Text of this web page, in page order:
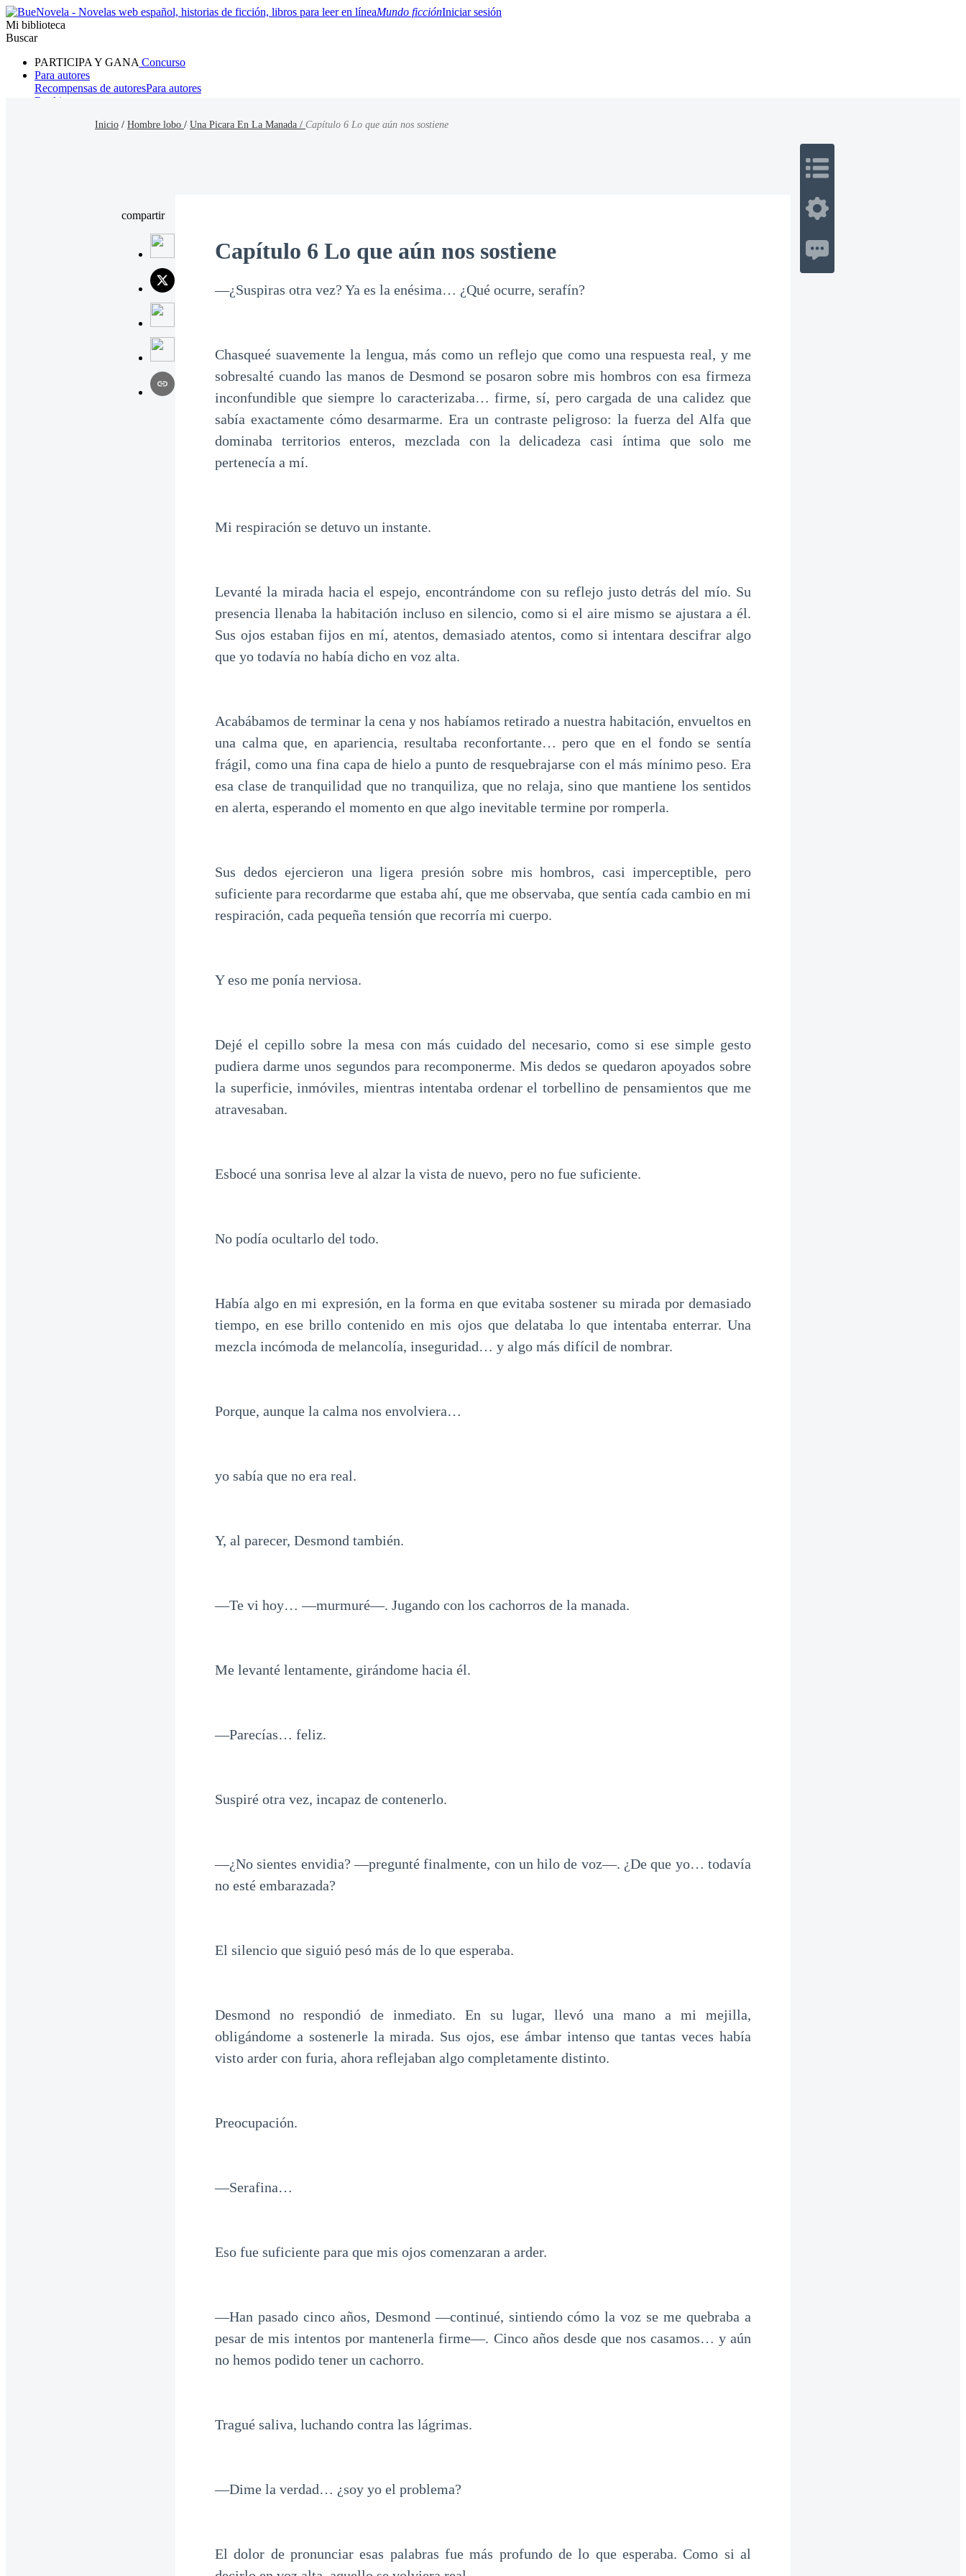
Mundo ficciónIniciar sesión
Mi biblioteca
Buscar
PARTICIPA Y GANA Concurso
Para autores
Recompensas de autoresPara autores
Ranking
Inicio / Hombre lobo / Una Picara En La Manada / Capítulo 6 Lo que aún nos sostiene
compartir
Capítulo 6 Lo que aún nos sostiene
—¿Suspiras otra vez? Ya es la enésima… ¿Qué ocurre, serafín?
Chasqueé suavemente la lengua, más como un reflejo que como una respuesta real, y me
sobresalté cuando las manos de Desmond se posaron sobre mis hombros con esa firmeza
inconfundible que siempre lo caracterizaba… firme, sí, pero cargada de una calidez que
sabía exactamente cómo desarmarme. Era un contraste peligroso: la fuerza del Alfa que
dominaba territorios enteros, mezclada con la delicadeza casi íntima que solo me
pertenecía a mí.
Mi respiración se detuvo un instante.
Levanté la mirada hacia el espejo, encontrándome con su reflejo justo detrás del mío. Su
presencia llenaba la habitación incluso en silencio, como si el aire mismo se ajustara a él.
Sus ojos estaban fijos en mí, atentos, demasiado atentos, como si intentara descifrar algo
que yo todavía no había dicho en voz alta.
Acabábamos de terminar la cena y nos habíamos retirado a nuestra habitación, envueltos en
una calma que, en apariencia, resultaba reconfortante… pero que en el fondo se sentía
frágil, como una fina capa de hielo a punto de resquebrajarse con el más mínimo peso. Era
esa clase de tranquilidad que no tranquiliza, que no relaja, sino que mantiene los sentidos
en alerta, esperando el momento en que algo inevitable termine por romperla.
Sus dedos ejercieron una ligera presión sobre mis hombros, casi imperceptible, pero
suficiente para recordarme que estaba ahí, que me observaba, que sentía cada cambio en mi
respiración, cada pequeña tensión que recorría mi cuerpo.
Y eso me ponía nerviosa.
Dejé el cepillo sobre la mesa con más cuidado del necesario, como si ese simple gesto
pudiera darme unos segundos para recomponerme. Mis dedos se quedaron apoyados sobre
la superficie, inmóviles, mientras intentaba ordenar el torbellino de pensamientos que me
atravesaban.
Esbocé una sonrisa leve al alzar la vista de nuevo, pero no fue suficiente.
No podía ocultarlo del todo.
Había algo en mi expresión, en la forma en que evitaba sostener su mirada por demasiado
tiempo, en ese brillo contenido en mis ojos que delataba lo que intentaba enterrar. Una
mezcla incómoda de melancolía, inseguridad… y algo más difícil de nombrar.
Porque, aunque la calma nos envolviera…
yo sabía que no era real.
Y, al parecer, Desmond también.
—Te vi hoy… —murmuré—. Jugando con los cachorros de la manada.
Me levanté lentamente, girándome hacia él.
—Parecías… feliz.
Suspiré otra vez, incapaz de contenerlo.
—¿No sientes envidia? —pregunté finalmente, con un hilo de voz—. ¿De que yo… todavía
no esté embarazada?
El silencio que siguió pesó más de lo que esperaba.
Desmond no respondió de inmediato. En su lugar, llevó una mano a mi mejilla,
obligándome a sostenerle la mirada. Sus ojos, ese ámbar intenso que tantas veces había
visto arder con furia, ahora reflejaban algo completamente distinto.
Preocupación.
—Serafina…
Eso fue suficiente para que mis ojos comenzaran a arder.
—Han pasado cinco años, Desmond —continué, sintiendo cómo la voz se me quebraba a
pesar de mis intentos por mantenerla firme—. Cinco años desde que nos casamos… y aún
no hemos podido tener un cachorro.
Tragué saliva, luchando contra las lágrimas.
—Dime la verdad… ¿soy yo el problema?
El dolor de pronunciar esas palabras fue más profundo de lo que esperaba. Como si al